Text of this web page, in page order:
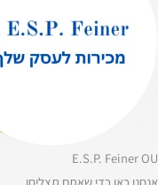
E.S.P. Feiner OU